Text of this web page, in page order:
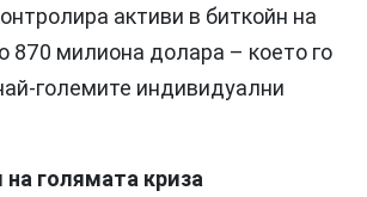
активи в биткойн на
870 милиона долара – което го
големите индивидуални
голямата криза